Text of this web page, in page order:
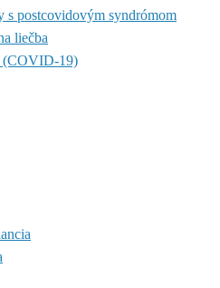
s postcovidovým syndrómom
liečba
(COVID-19)